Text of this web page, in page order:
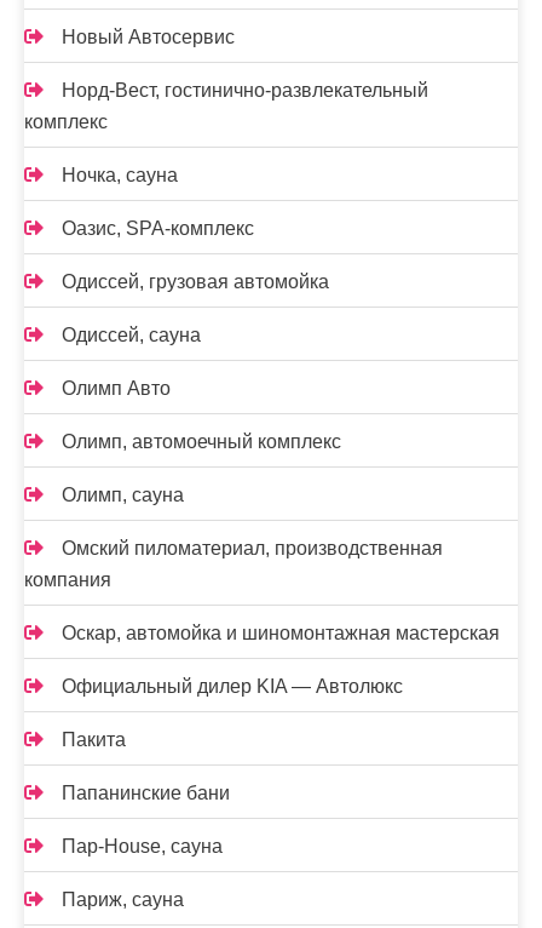
Новый Автосервис
Норд-Вест, гостинично-развлекательный
комплекс
Ночка, сауна
Оазис, SPA-комплекс
Одиссей, грузовая автомойка
Одиссей, сауна
Олимп Авто
Олимп, автомоечный комплекс
Олимп, сауна
Омский пиломатериал, производственная
компания
Оскар, автомойка и шиномонтажная мастерская
Официальный дилер KIA — Автолюкс
Пакита
Папанинские бани
Пар-House, сауна
Париж, сауна